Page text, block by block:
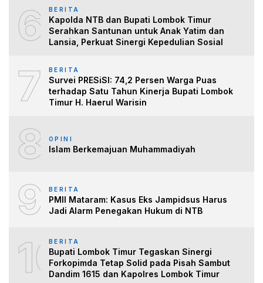
6 BERITA
Kapolda NTB dan Bupati Lombok Timur
Serahkan Santunan untuk Anak Yatim dan
Lansia, Perkuat Sinergi Kepedulian Sosial
7 BERITA
Survei PRESiSI: 74,2 Persen Warga Puas
terhadap Satu Tahun Kinerja Bupati Lombok
Timur H. Haerul Warisin
8 OPINI
Islam Berkemajuan Muhammadiyah
9 BERITA
PMII Mataram: Kasus Eks Jampidsus Harus
Jadi Alarm Penegakan Hukum di NTB
10BERITA
Bupati Lombok Timur Tegaskan Sinergi
Forkopimda Tetap Solid pada Pisah Sambut
Dandim 1615 dan Kapolres Lombok Timur